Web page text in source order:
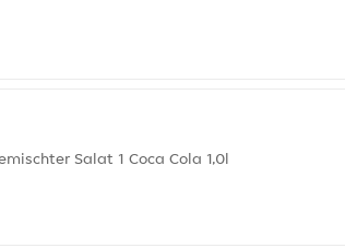
Salat 1 Coca Cola 1,0l